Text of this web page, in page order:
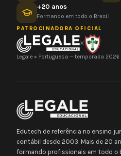
+20 anos
Formando em todo o Brasil
PATROCINADORA OFICIAL
×
Legale × Portuguesa — temporada 2026
Edutech de referência no ensino
contábil desde 2003. Mais de 20
formando profissionais em todo o